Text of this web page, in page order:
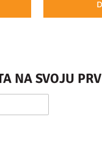
NA SVOJU